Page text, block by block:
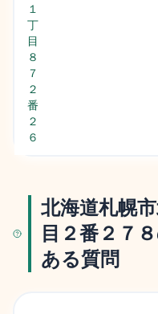
１
丁
目
８
７
２
番
２
６
北海道札幌
目２番２７
ある質問